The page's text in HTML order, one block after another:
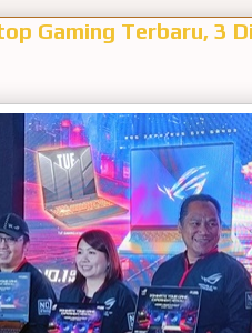
Gaming Terbaru, 3